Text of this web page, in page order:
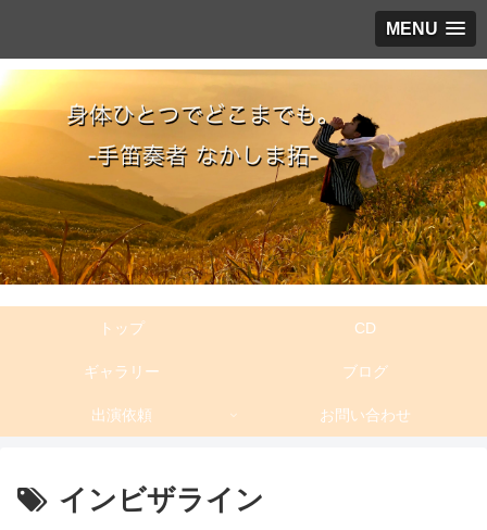
MENU
トップ CD
ギャラリー ブログ
出演依頼 お問い合わせ
インビザライン